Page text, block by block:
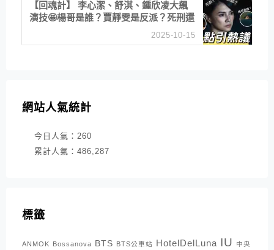
【回魂計】 李心潔、舒淇、鍾欣凌大飆
演技🤩楊哥是誰？賈靜雯是反派？死刑還
2025-10-15
網站人氣統計
今日人氣： 260
累計人氣： 486,287
標籤
ANMOK Bossanova BTS BTS公車站 HotelDelLuna IU
中央